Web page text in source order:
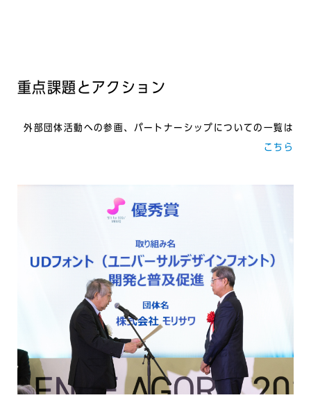
重点課題とアクション
外部団体活動への参画、パートナーシップについての⼀覧は
こちら